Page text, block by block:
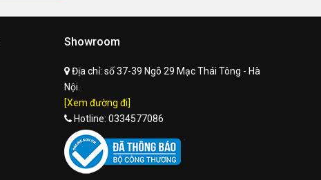
Showroom
Địa chỉ: số 37-39 Ngõ 29 Mạc Thái Tông - Hà
Nội.
[Xem đường đi]
Hotline: 0334577086